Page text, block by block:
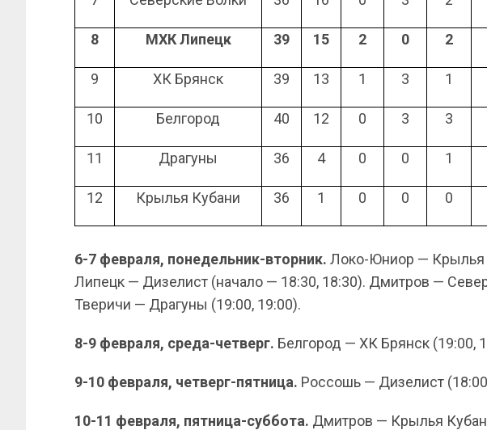
8 МХК Липецк 39 15 2 0 2
9 ХК Брянск 39 13 1 3 1
10 Белгород 40 12 0 3 3
11 Драгуны 36 4 0 0 1
12 Крылья Кубани 36 1 0 0 0
6-7 февраля, понедельник-вторник. Локо-Юниор — Крылья
Липецк — Дизелист (начало — 18:30, 18:30). Дмитров —
Тверичи — Драгуны (19:00, 19:00).
8-9 февраля, среда-четверг. Белгород — ХК Брянск (19:00,
9-10 февраля, четверг-пятница. Россошь — Дизелист
10-11 февраля, пятница-суббота. Дмитров — Крылья